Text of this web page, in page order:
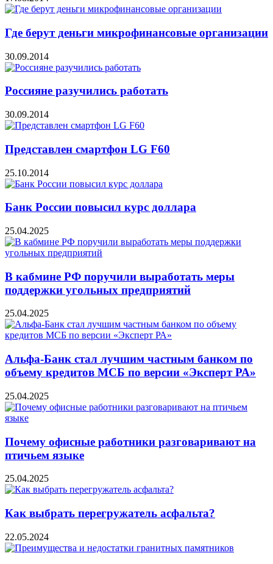
Где берут деньги микрофинансовые организации
30.09.2014
Россияне разучились работать
30.09.2014
Представлен смартфон LG F60
25.10.2014
Банк России повысил курс доллара
25.04.2025
В кабмине РФ поручили выработать меры
поддержки угольных предприятий
25.04.2025
Альфа-Банк стал лучшим частным банком по
объему кредитов МСБ по версии «Эксперт РА»
25.04.2025
Почему офисные работники разговаривают на
птичьем языке
25.04.2025
Как выбрать перегружатель асфальта?
22.05.2024